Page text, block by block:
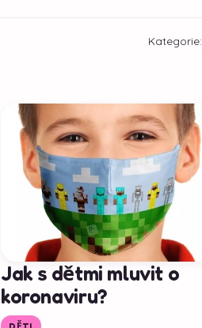
Kategorie:
Jak s dětmi mluvit o
koronaviru?